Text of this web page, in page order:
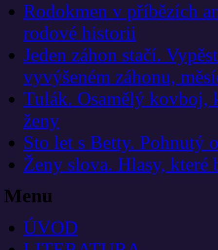
Rodokmen v příbězích
rodové historii
Jeden záhon stačí.
vyvýšeném záhonu,
Tulák. Osamělý kovboj,
ženy
Sto let s Betty. Pohnutý
Ženy slova. Hlasy,
Menu
ÚVOD